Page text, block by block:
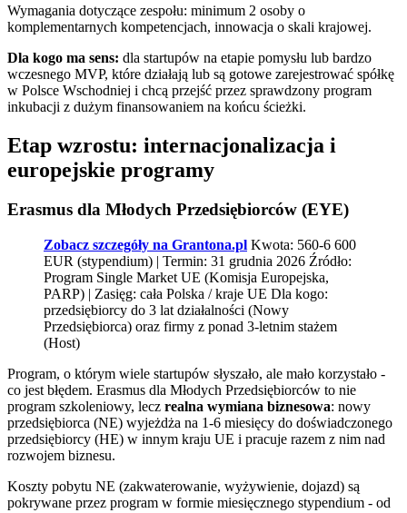
Wymagania dotyczące zespołu: minimum 2 osoby o
komplementarnych kompetencjach, innowacja o skali krajowej.
Dla kogo ma sens: dla startupów na etapie pomysłu lub bardzo
wczesnego MVP, które działają lub są gotowe zarejestrować spółkę
w Polsce Wschodniej i chcą przejść przez sprawdzony program
inkubacji z dużym finansowaniem na końcu ścieżki.
Etap wzrostu: internacjonalizacja i
europejskie programy
Erasmus dla Młodych Przedsiębiorców (EYE)
Zobacz szczegóły na Grantona.pl Kwota: 560-6 600
EUR (stypendium) | Termin: 31 grudnia 2026 Źródło:
Program Single Market UE (Komisja Europejska,
PARP) | Zasięg: cała Polska / kraje UE Dla kogo:
przedsiębiorcy do 3 lat działalności (Nowy
Przedsiębiorca) oraz firmy z ponad 3-letnim stażem
(Host)
Program, o którym wiele startupów słyszało, ale mało korzystało -
co jest błędem. Erasmus dla Młodych Przedsiębiorców to nie
program szkoleniowy, lecz realna wymiana biznesowa: nowy
przedsiębiorca (NE) wyjeżdża na 1-6 miesięcy do doświadczonego
przedsiębiorcy (HE) w innym kraju UE i pracuje razem z nim nad
rozwojem biznesu.
Koszty pobytu NE (zakwaterowanie, wyżywienie, dojazd) są
pokrywane przez program w formie miesięcznego stypendium - od